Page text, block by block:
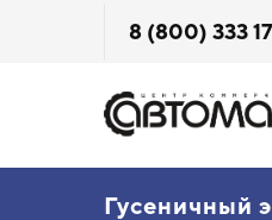
8 (800) 333
Гусеничный